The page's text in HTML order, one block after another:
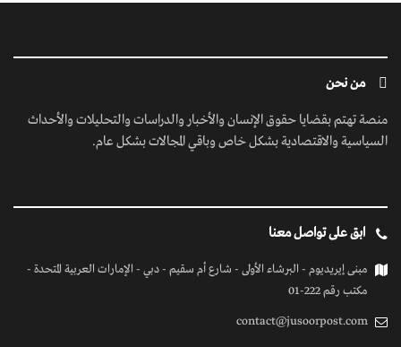
من نحن
منصة تهتم بقضايا حقوق الإنسان والأخبار والدراسات والتحليلات والأحداث
السياسية والاقتصادية بشكل خاص وباقي المجالات بشكل عام.
ابق على تواصل معنا
مبنى إيريديوم - البرشاء الأولى - شارع أم سقيم - دبي - الإمارات العربية المتحدة -
مكتب رقم 222-01
contact@jusoorpost.com